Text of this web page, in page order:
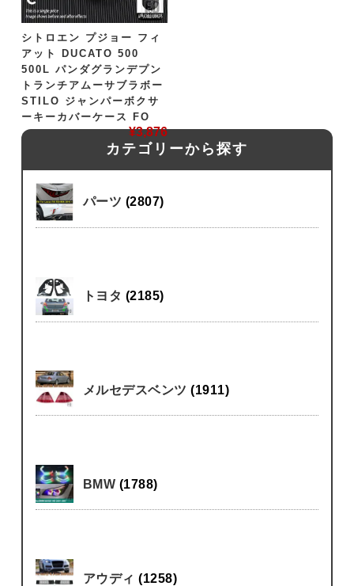
カテゴリーから探す
パーツ (2807)
トヨタ (2185)
メルセデスベンツ(1911)
BMW (1788)
アウディ(1258)
シトロエン プジョー フィ
アット DUCATO 500
500L パンダグランデプン
トランチアムーサブラボー
STILO ジャンパーボクサ
ーキーカバーケース FO
¥3,876